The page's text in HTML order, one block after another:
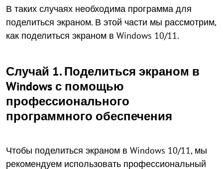
В таких случаях необходима программа для
поделиться экраном. В этой части мы рассмотрим,
как поделиться экраном в Windows 10/11.
Случай 1. Поделиться экраном в
Windows с помощью
профессионального
программного обеспечения
Чтобы поделиться экраном в Windows 10/11, мы
рекомендуем использовать профессиональный